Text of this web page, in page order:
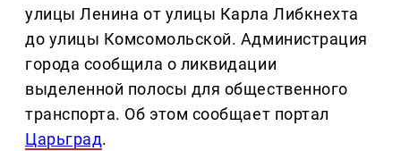
улицы Ленина от улицы Карла Либкнехта
до улицы Комсомольской. Администрация
города сообщила о ликвидации
выделенной полосы для общественного
транспорта. Об этом сообщает портал
Царьград.